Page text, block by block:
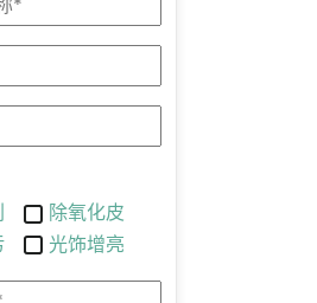
除氧化皮
光饰增亮